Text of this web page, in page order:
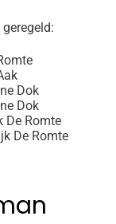
Dok
Dok
De Romte
De Romte